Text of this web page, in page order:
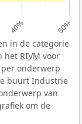
40% 50%
in de categorie
het RIVM voor
onderwerp
buurt Industrie
van
om de